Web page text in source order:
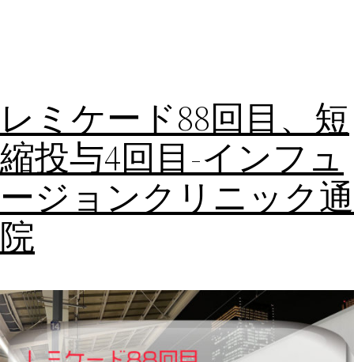
レミケード88回目、短
縮投与4回目-インフュ
ージョンクリニック通
院